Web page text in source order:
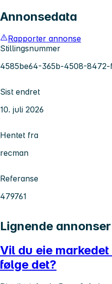
Annonsedata
Rapporter annonse
Stillingsnummer
4585be64-365b-4508-
Sist endret
10. juli 2026
Hentet fra
recman
Referanse
479761
Lignende annonser
Vil du eie
følge det?